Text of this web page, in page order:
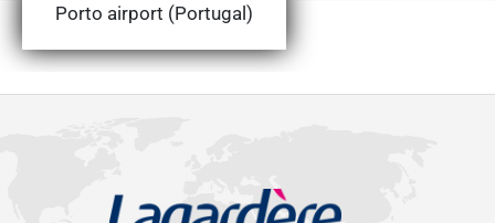
Porto airport (Portugal)